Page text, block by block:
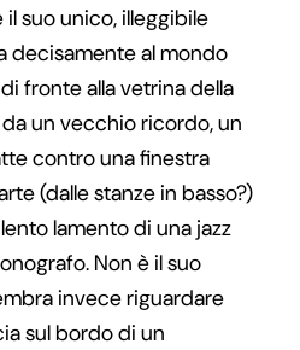
suo unico, illeggibile
decisamente al mondo
fronte alla vetrina della
un vecchio ricordo, un
contro una finestra
(dalle stanze in basso?)
lamento di una jazz
Non è il suo
invece riguardare
sul bordo di un